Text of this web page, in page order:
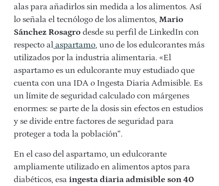
alas para añadirlos sin medida a los alimentos. Así
lo señala el tecnólogo de los alimentos, Mario
Sánchez Rosagro desde su perfil de LinkedIn con
respecto al aspartamo, uno de los edulcorantes más
utilizados por la industria alimentaria. «El
aspartamo es un edulcorante muy estudiado que
cuenta con una IDA o Ingesta Diaria Admisible. Es
un límite de seguridad calculado con márgenes
enormes: se parte de la dosis sin efectos en estudios
y se divide entre factores de seguridad para
proteger a toda la población”.
En el caso del aspartamo, un edulcorante
ampliamente utilizado en alimentos aptos para
diabéticos, esa ingesta diaria admisible son 40